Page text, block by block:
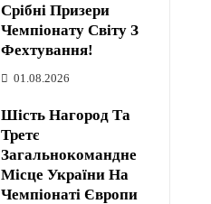
Срібні Призери
Чемпіонату Світу З
Фехтування!
01.08.2026
Шість Нагород Та
Третє
Загальнокомандне
Місце України На
Чемпіонаті Європи